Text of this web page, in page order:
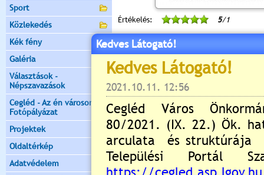
Sport
Közlekedés
Kék fény
Galéria
Választások -
Népszavazások
Cegléd - Az én városom -
Fotópályázat
Projektek
Oldaltérkép
Adatvédelem
Értékelés: 5/1
Még nincsenek hozzászólások
Új hozzászólás:
Kérjük jelentkezzen be,
Kedves Látogató!